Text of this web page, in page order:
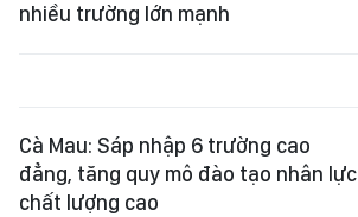
nhiều trường lớn mạnh
Cà Mau: Sáp nhập 6 trường cao
đẳng, tăng quy mô đào tạo nhân lực
chất lượng cao